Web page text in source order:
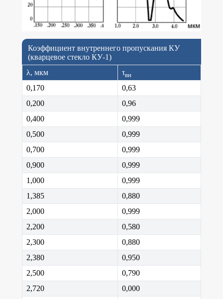
Коэффициент внутреннего пропускания КУ
(кварцевое стекло КУ-1)
λ, мкм
τвн
0,170
0,63
0,200
0,96
0,400
0,999
0,500
0,999
0,700
0,999
0,900
0,999
1,000
0,999
1,385
0,880
2,000
0,999
2,200
0,580
2,300
0,880
2,380
0,950
2,500
0,790
2,720
0,000